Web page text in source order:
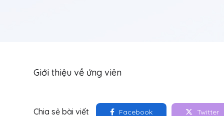
Giới thiệu về ứng viên
Chia sẻ bài viết Facebook Twitter